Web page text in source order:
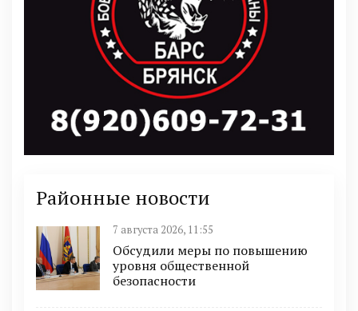
Районные новости
7 августа 2026, 11:55
Обсудили меры по повышению
уровня общественной
безопасности